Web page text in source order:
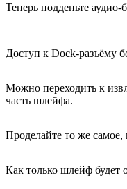
Теперь подденьте
Доступ к Dock-разъёму
Можно переходить к
часть шлейфа.
Проделайте то же
Как только шлейф будет